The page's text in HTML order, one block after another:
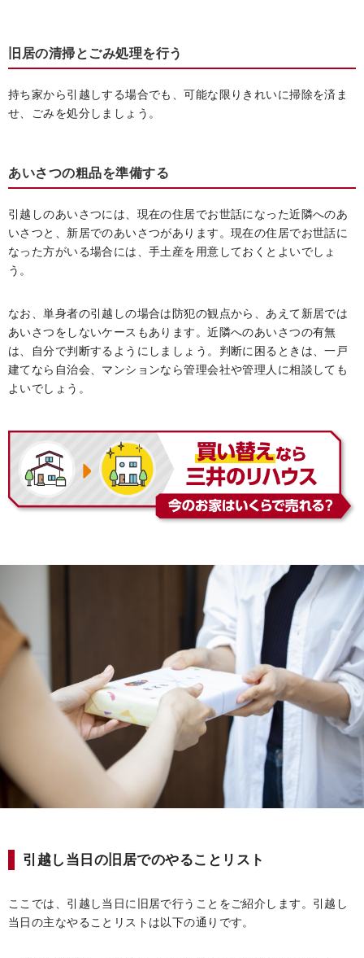
旧居の清掃とごみ処理を行う
持ち家から引越しする場合でも、可能な限りきれいに掃除を済ま
せ、ごみを処分しましょう。
あいさつの粗品を準備する
引越しのあいさつには、現在の住居でお世話になった近隣へのあ
いさつと、新居でのあいさつがあります。現在の住居でお世話に
なった方がいる場合には、手土産を用意しておくとよいでしょ
う。
なお、単身者の引越しの場合は防犯の観点から、あえて新居では
あいさつをしないケースもあります。近隣へのあいさつの有無
は、自分で判断するようにしましょう。判断に困るときは、一戸
建てなら自治会、マンションなら管理会社や管理人に相談しても
よいでしょう。
引越し当日の旧居でのやることリスト
ここでは、引越し当日に旧居で行うことをご紹介します。引越し
当日の主なやることリストは以下の通りです。